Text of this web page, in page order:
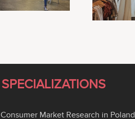
SPECIALIZATIONS
Consumer Market Research in Poland